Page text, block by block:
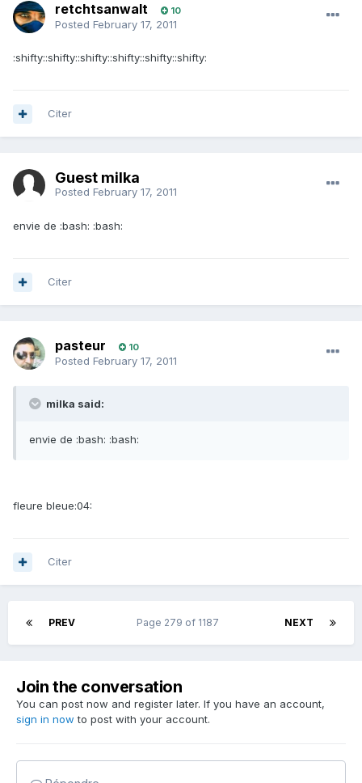
retchtsanwalt 10
Posted February 17, 2011
:shifty::shifty::shifty::shifty::shifty::shifty:
Citer
Guest milka
Posted February 17, 2011
envie de :bash: :bash:
Citer
pasteur 10
Posted February 17, 2011
milka said:
envie de :bash: :bash:
fleure bleue:04:
Citer
PREV NEXT
Page 279 of 1187
Join the conversation
You can post now and register later. If you have an account,
sign in now to post with your account.